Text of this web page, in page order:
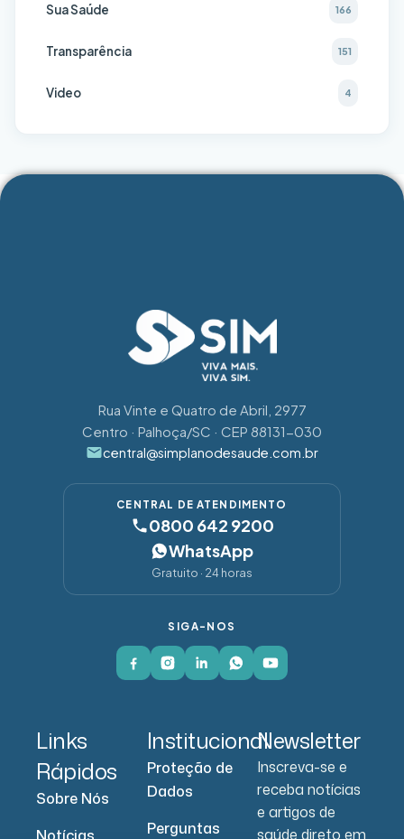
Sua Saúde 166
Transparência 151
Video 4
Rua Vinte e Quatro de Abril, 2977
Centro · Palhoça/SC · CEP 88131-030
central@simplanodesaude.com.br
CENTRAL DE ATENDIMENTO
0800 642 9200
WhatsApp
Gratuito · 24 horas
SIGA-NOS
Links
Rápidos
Sobre Nós
Institucional
Proteção de
Dados
Perguntas
Newsletter
Inscreva-se e
receba notícias
e artigos de
saúde direto em